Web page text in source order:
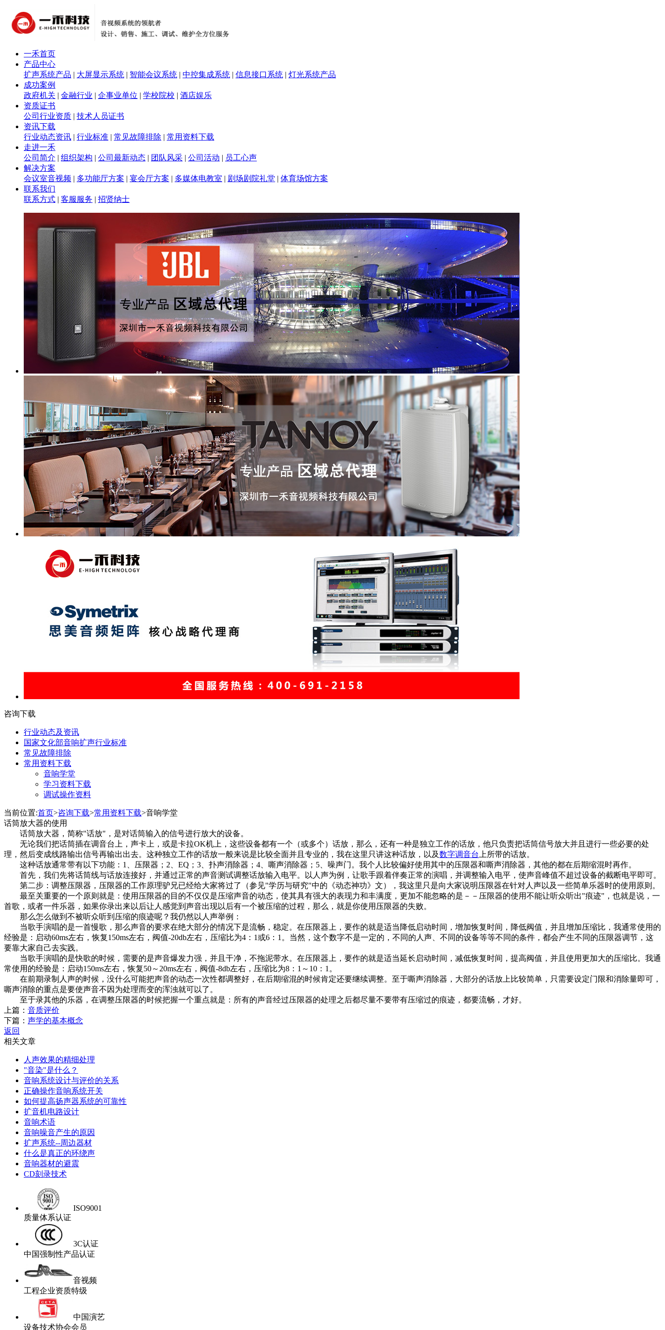
一禾首页
产品中心
扩声系统产品 | 大屏显示系统 | 智能会议系统 | 中控集成系统 | 信息接口系统 | 灯光系统产品
成功案例
政府机关 | 金融行业 | 企事业单位 | 学校院校 | 酒店娱乐
资质证书
公司行业资质 | 技术人员证书
资讯下载
行业动态资讯 | 行业标准 | 常见故障排除 | 常用资料下载
走进一禾
公司简介 | 组织架构 | 公司最新动态 | 团队风采 | 公司活动 | 员工心声
解决方案
会议室音视频 | 多功能厅方案 | 宴会厅方案 | 多媒体电教室 | 剧场剧院礼堂 | 体育场馆方案
联系我们
联系方式 | 客服服务 | 招贤纳士
咨询下载
行业动态及资讯
国家文化部音响扩声行业标准
常见故障排除
常用资料下载
音响学堂
学习资料下载
调试操作资料
当前位置:首页>咨询下载>常用资料下载>音响学堂
话筒放大器的使用
话筒放大器，简称"话放"，是对话筒输入的信号进行放大的设备。
无论我们把话筒插在调音台上，声卡上，或是卡拉OK机上，这些设备都有一个（或多个）话放，那么，还有一种是独立工作的话放，他只负责把话筒信号放大并且进行一些必要的处
理，然后变成线路输出信号再输出出去。这种独立工作的话放一般来说是比较全面并且专业的，我在这里只讲这种话放，以及数字调音台 上所带的话放。
这种话放通常带有以下功能：1、压限器；2、EQ；3、扑声消除器；4、嘶声消除器；5、噪声门。我个人比较偏好使用其中的压限器和嘶声消除器，其他的都在后期缩混时再作。
首先，我们先将话筒线与话放连接好，并通过正常的声音测试调整话放输入电平。以人声为例，让歌手跟着伴奏正常的演唱，并调整输入电平，使声音峰值不超过设备的截断电平即可。
第二步：调整压限器，压限器的工作原理驴兄已经给大家将过了（参见"学历与研究"中的《动态神功》文），我这里只是向大家说明压限器在针对人声以及一些简单乐器时的使用原则。
最至关重要的一个原则就是：使用压限器的目的不仅仅是压缩声音的动态，使其具有强大的表现力和丰满度，更加不能忽略的是－－压限器的使用不能让听众听出"痕迹"，也就是说，一
首歌，或者一件乐器，如果你录出来以后让人感觉到声音出现以后有一个被压缩的过程，那么，就是你使用压限器的失败。
那么怎么做到不被听众听到压缩的痕迹呢？我仍然以人声举例：
当歌手演唱的是一首慢歌，那么声音的要求在绝大部分的情况下是流畅，稳定。在压限器上，要作的就是适当降低启动时间，增加恢复时间，降低阀值，并且增加压缩比，我通常使用的
经验是：启动60ms左右，恢复150ms左右，阀值-20db左右，压缩比为4：1或6：1。当然，这个数字不是一定的，不同的人声、不同的设备等等不同的条件，都会产生不同的压限器调节，这
要靠大家自己去实践。
当歌手演唱的是快歌的时候，需要的是声音爆发力强，并且干净，不拖泥带水。在压限器上，要作的就是适当延长启动时间，减低恢复时间，提高阀值，并且使用更加大的压缩比。我通
常使用的经验是：启动150ms左右，恢复50～20ms左右，阀值-8db左右，压缩比为8：1～10：1。
在前期录制人声的时候，没什么可能把声音的动态一次性都调整好，在后期缩混的时候肯定还要继续调整。至于嘶声消除器，大部分的话放上比较简单，只需要设定门限和消除量即可，
嘶声消除的重点是要使声音不因为处理而变的浑浊就可以了。
至于录其他的乐器，在调整压限器的时候把握一个重点就是：所有的声音经过压限器的处理之后都尽量不要带有压缩过的痕迹，都要流畅，才好。
上篇： 音质评价
下篇： 声学的基本概念
返回
相关文章
人声效果的精细处理
"音染"是什么？
音响系统设计与评价的关系
正确操作音响系统开关
如何提高扬声器系统的可靠性
扩音机电路设计
音响术语
音响噪音产生的原因
扩声系统--周边器材
什么是真正的环绕声
音响器材的避震
CD刻录技术
ISO9001
质量体系认证
3C认证
中国强制性产品认证
音视频
工程企业资质特级
中国演艺
设备技术协会会员